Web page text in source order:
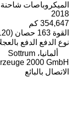
الميكروباصات
2018
354,647 كم
القوة 163 حصان (120 kW)
نوع الدفع الدفع
ألمانيا، Sottrum
2000 GmbH
الاتصال بالبائع